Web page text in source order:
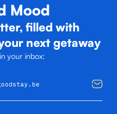
Mood
filled with
next getaway
your inbox: